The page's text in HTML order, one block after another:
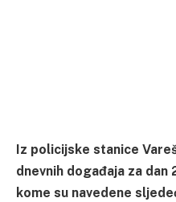
Iz policijske stanice
dnevnih događaja za dan
kome su navedene